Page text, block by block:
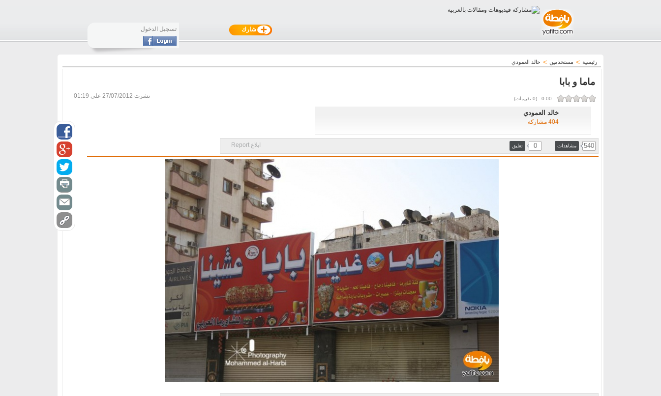
شارك تسجيل الدخول
رئيسية > مستخدمين > خالد العمودي
ماما و بابا
0.00
-
(
0 تقييمات) نشرت 27/07/2012 على 01:19
خالد العمودي
404 مشاركة
540 مشاهدات 0 تعليق ابلاغ Report